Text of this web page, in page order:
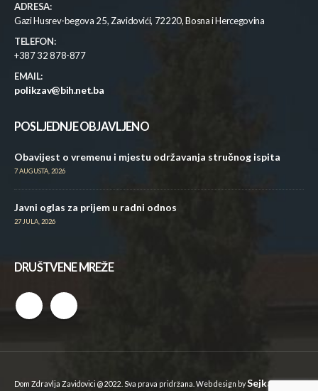
ADRESA:
Gazi Husrev-begova 25, Zavidovići, 72220, Bosna i Hercegovina
TELEFON:
+387 32 878-877
EMAIL:
polikzav@bih.net.ba
POSLJEDNJE OBJAVLJENO
Obavijest o vremenu i mjestu održavanja stručnog ispita
7 AUGUSTA, 2026
Javni oglas za prijem u radni odnos
27 JULA, 2026
DRUŠTVENE MREŽE
Dom Zdravlja Zavidovici @ 2022. Sva prava pridržana. Web design bySejkan